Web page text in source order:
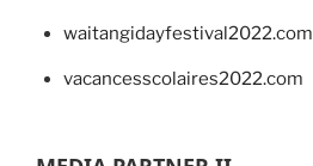
waitangidayfestival2022.com
vacancesscolaires2022.com